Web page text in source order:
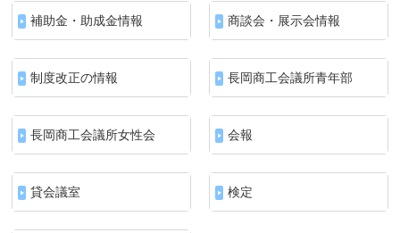
補助金・助成金情報 商談会・展示会情報
制度改正の情報 長岡商工会議所青年部
長岡商工会議所女性会 会報
貸会議室 検定